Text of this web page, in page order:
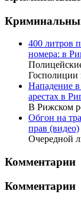
400 литров
номера: в
Госполиции
Нападение
арестах в
В Рижском
Обгон на
прав (видео)
Очередной
Комментарии
Комментарии